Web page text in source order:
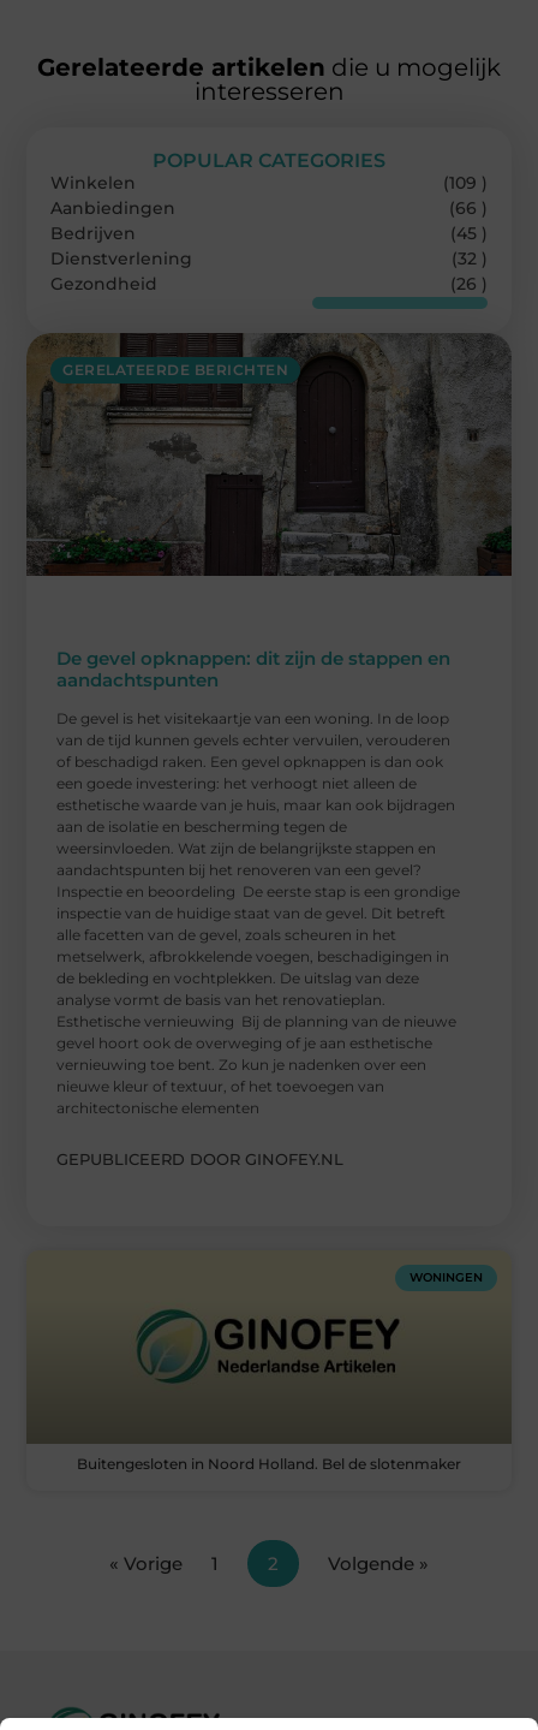
Gerelateerde artikelen die u mogelijk
interesseren
GERELATEERDE BERICHTEN
De gevel opknappen: dit zijn de stappen en
aandachtspunten
De gevel is het visitekaartje van een woning. In de loop
van de tijd kunnen gevels echter vervuilen, verouderen
of beschadigd raken. Een gevel opknappen is dan ook
een goede investering: het verhoogt niet alleen de
esthetische waarde van je huis, maar kan ook bijdragen
aan de isolatie en bescherming tegen de
weersinvloeden. Wat zijn de belangrijkste stappen en
aandachtspunten bij het renoveren van een gevel?
Inspectie en beoordeling De eerste stap is een grondige
inspectie van de huidige staat van de gevel. Dit betreft
alle facetten van de gevel, zoals scheuren in het
metselwerk, afbrokkelende voegen, beschadigingen in
de bekleding en vochtplekken. De uitslag van deze
analyse vormt de basis van het renovatieplan.
Esthetische vernieuwing Bij de planning van de nieuwe
gevel hoort ook de overweging of je aan esthetische
vernieuwing toe bent. Zo kun je nadenken over een
nieuwe kleur of textuur, of het toevoegen van
architectonische elementen
GEPUBLICEERD DOOR GINOFEY.NL
POPULAR CATEGORIES
Winkelen
(109 )
Aanbiedingen
(66 )
Bedrijven
(45 )
Dienstverlening
(32 )
Gezondheid
(26 )
WONINGEN
Buitengesloten in Noord Holland. Bel de slotenmaker
« Vorige 1 2 Volgende »